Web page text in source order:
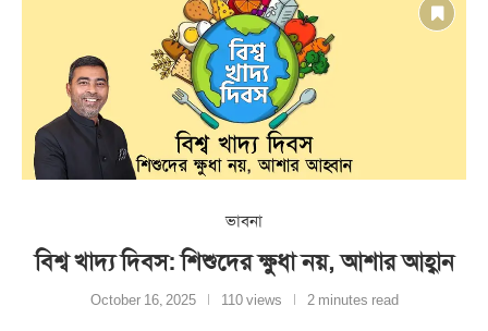
ভাবনা
বিশ্ব খাদ্য দিবস: শিশুদের ক্ষুধা নয়, আশার আহ্বান
October 16, 2025 110 views 2 minutes read